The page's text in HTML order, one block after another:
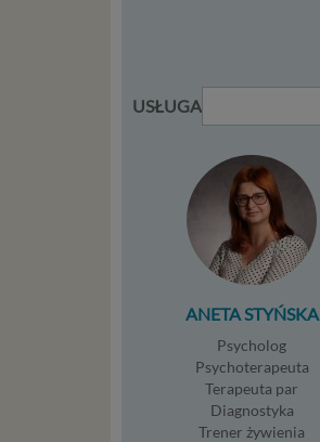
USŁUGA
ANETA STYŃSKA
Psycholog
Psychoterapeuta
Terapeuta par
Diagnostyka
Trener żywienia